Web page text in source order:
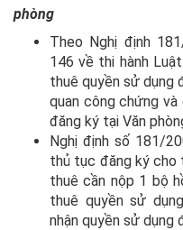
phòng
Theo Nghị định
146 về thi hành
thuê quyền sử dụng
quan công chứng
đăng ký tại Văn
Nghị định số 181/
thủ tục đăng ký cho
thuê cần nộp 1 bộ
thuê quyền sử
nhận quyền sử dụng